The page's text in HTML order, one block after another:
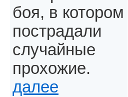
боя, в котором
пострадали
случайные
прохожие.
далее